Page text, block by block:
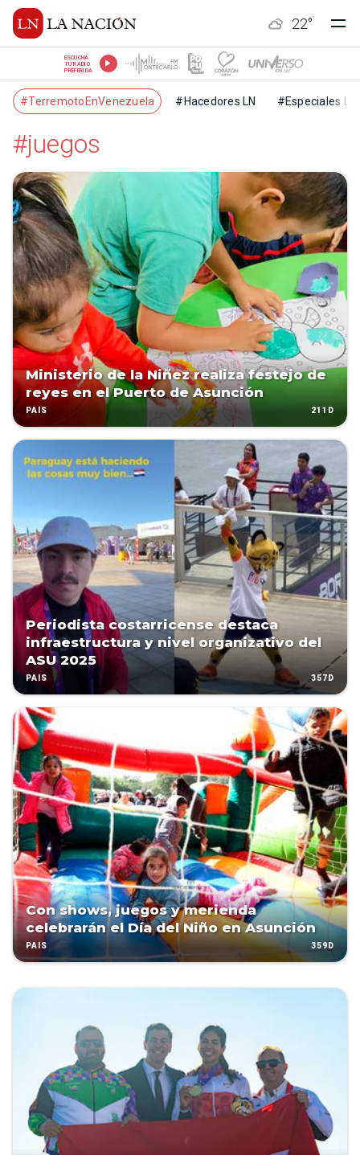
22°
ESCUCHÁ
TU RADIO
PREFERIDA
#TerremotoEnVenezuela #Hacedores LN #Especiales LN
#juegos
Ministerio de la Niñez realiza festejo de
reyes en el Puerto de Asunción
PAÍS 211D
Periodista costarricense destaca
infraestructura y nivel organizativo del
ASU 2025
PAÍS 357D
Con shows, juegos y merienda
celebrarán el Día del Niño en Asunción
PAÍS 359D